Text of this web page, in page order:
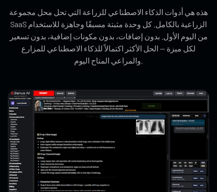
هذه هي أدوات الذكاء الاصطناعي للزراعة التي تحل محل مجموعة
SaaS الزراعية بالكامل. كل وحدة مثبتة مسبقًا وجاهزة للاستخدام
من اليوم الأول. بدون إضافات، بدون مكونات إضافية، بدون تسعير
لكل ميزة — الحل الأكثر اكتمالاً للذكاء الاصطناعي للمزارع